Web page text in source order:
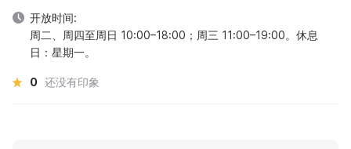
开放时间:
周二、周四至周日 10:00–18:00；周三 11:00–19:00。休息
日：星期一。
0 还没有印象